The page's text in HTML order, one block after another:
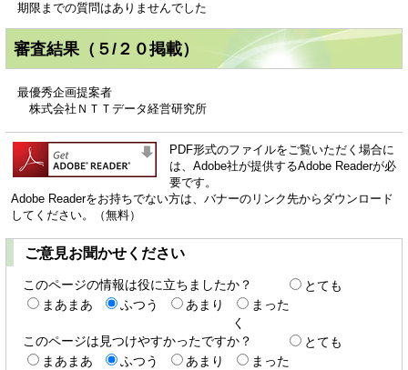
期限までの質問はありませんでした
審査結果（５/２０掲載）
最優秀企画提案者
株式会社ＮＴＴデータ経営研究所
PDF形式のファイルをご覧いただく場合に
は、Adobe社が提供するAdobe Readerが必
要です。
Adobe Readerをお持ちでない方は、バナーのリンク先からダウンロード
してください。（無料）
ご意見お聞かせください
このページの情報は役に立ちましたか？
とても
まあまあ
ふつう あまり
まった
く
このページは見つけやすかったですか？
とても
まあまあ
ふつう あまり
まった